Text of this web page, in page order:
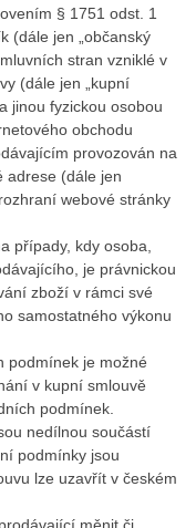
§ 1751 odst. 1
(dále jen „občanský
stran vzniklé v
(dále jen „kupní
jinou fyzickou osobou
obchodu
provozován na
adrese (dále jen
webové stránky
případy, kdy osoba,
je právnickou
zboží v rámci své
samostatného výkonu
podmínek je možné
v kupní smlouvě
podmínek.
nedílnou součástí
podmínky jsou
lze uzavřít v českém